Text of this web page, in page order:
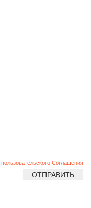
пользовательского Соглашения